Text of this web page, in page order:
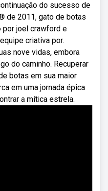
do sucesso de
de 2011, gato de botas
por joel crawford e
criativa por.
nove vidas, embora
do caminho. Recuperar
botas em sua maior
em uma jornada épica
a mítica estrela.